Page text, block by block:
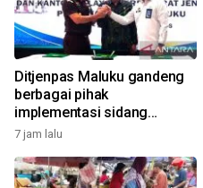
Ditjenpas Maluku gandeng
berbagai pihak
implementasi sidang
elektronik dukung
7 jam lalu